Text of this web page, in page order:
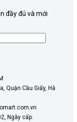
đầy đủ và mới
Quận Cầu Giấy, Hà
Ngày cấp: